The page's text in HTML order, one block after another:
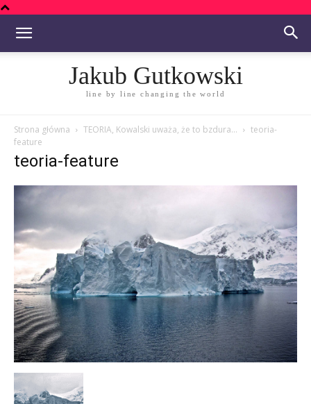
Jakub Gutkowski
line by line changing the world
Strona główna TEORIA, Kowalski uważa, że to bzdura…
teoria-
feature
teoria-feature